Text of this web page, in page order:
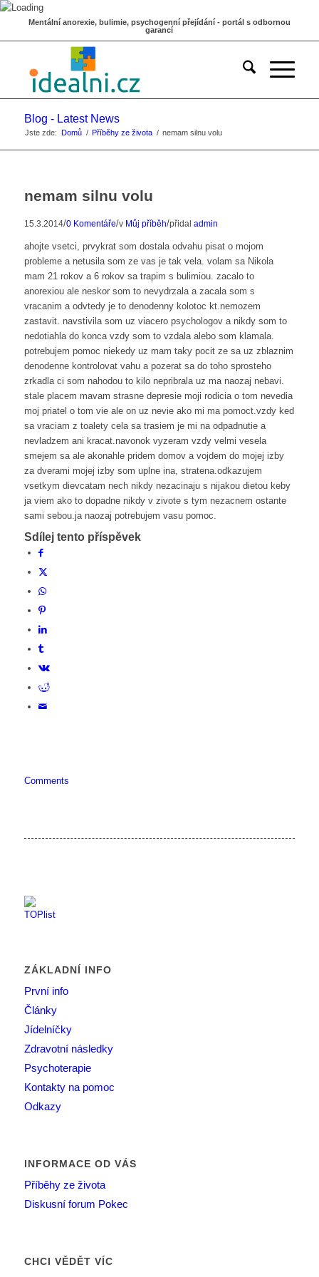
Mentální anorexie, bulimie, psychogenní přejídání - portál s odbornou
garancí
Blog - Latest News
Jste zde: Domů / Příběhy ze života / nemam silnu volu
nemam silnu volu
15.3.2014/0 Komentáře/v Můj příběh/přidal admin
ahojte vsetci, prvykrat som dostala odvahu pisat o mojom
probleme a netusila som ze vas je tak vela. volam sa Nikola
mam 21 rokov a 6 rokov sa trapim s bulimiou. zacalo to
anorexiou ale neskor som to nevydrzala a zacala som s
vracanim a odvtedy je to denodenny kolotoc kt.nemozem
zastavit. navstivila som uz viacero psychologov a nikdy som to
nedotiahla do konca vzdy som to vzdala alebo som klamala.
potrebujem pomoc niekedy uz mam taky pocit ze sa uz zblaznim
denodenne kontrolovat vahu a pozerat sa do toho sprosteho
zrkadla ci som nahodou to kilo nepribrala uz ma naozaj nebavi.
stale placem mavam strasne depresie moji rodicia o tom nevedia
moj priatel o tom vie ale on uz nevie ako mi ma pomoct.vzdy ked
sa vraciam z toalety cela sa trasiem je mi na odpadnutie a
nevladzem ani kracat.navonok vyzeram vzdy velmi vesela
smejem sa ale akonahle pridem domov a vojdem do mojej izby
za dverami mojej izby som uplne ina, stratena.odkazujem
vsetkym dievcatam nech nikdy nezacinaju s nijakou dietou keby
ja viem ako to dopadne nikdy v zivote s tym nezacnem ostante
sami sebou.ja naozaj potrebujem vasu pomoc.
Sdílej tento příspěvek
Comments
ZÁKLADNÍ INFO
První info
Články
Jídelníčky
Zdravotní následky
Psychoterapie
Kontakty na pomoc
Odkazy
INFORMACE OD VÁS
Příběhy ze života
Diskusní forum Pokec
CHCI VĚDĚT VÍC